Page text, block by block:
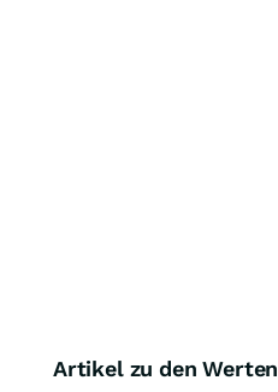
Artikel zu den Werten